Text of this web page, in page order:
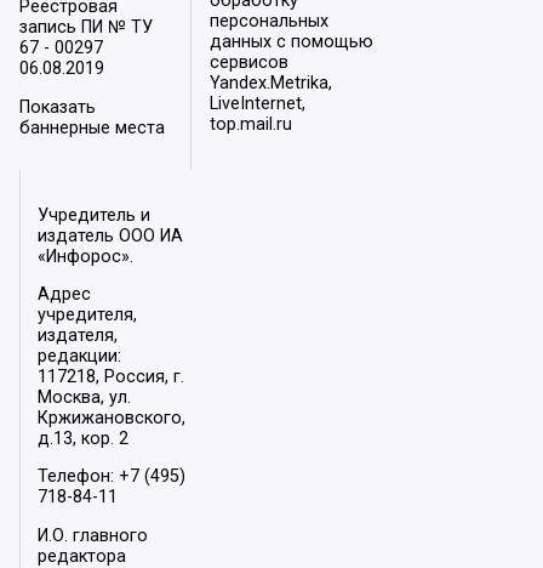
Реестровая
запись ПИ № ТУ
67 - 00297
06.08.2019
Показать
баннерные места
персональных
данных с помощью
сервисов
Yandex.Metrika,
LiveInternet,
top.mail.ru
Учредитель и
издатель ООО ИА
«Инфорос».
Адрес
учредителя,
издателя,
редакции:
117218, Россия, г.
Москва, ул.
Кржижановского,
д.13, кор. 2
Телефон: +7 (495)
718-84-11
И.О. главного
редактора